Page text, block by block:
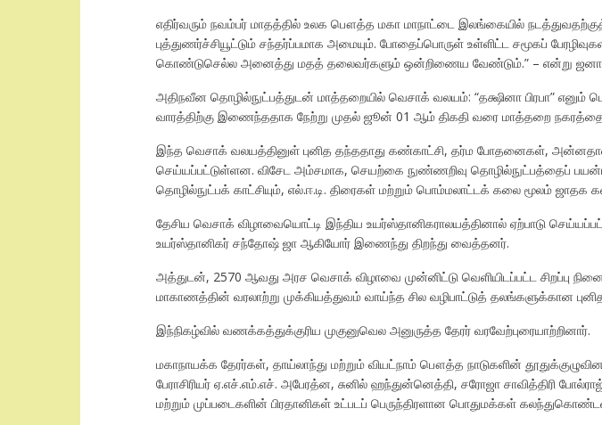
எதிர்வரும் நவம்பர் மாதத்தில் உலக பௌத்த மகா மாநாட்டை இலங்கையில் நடத்துவதற்குத்
புத்துணர்ச்சியூட்டும் சந்தர்ப்பமாக அமையும். போதைப்பொருள் உள்ளிட்ட சமூகப்
கொண்டுசெல்ல அனைத்து மதத் தலைவர்களும் ஒன்றிணைய வேண்டும்.” – என்று
அதிநவீன தொழில்நுட்பத்துடன் மாத்தறையில் வெசாக் வலயம்: “தக்ஷினா பிரபா”
வாரத்திற்கு இணைந்ததாக நேற்று முதல் ஜூன் 01 ஆம் திகதி வரை மாத்தறை
இந்த வெசாக் வலயத்தினுள் புனித தந்ததாது கண்காட்சி, தர்ம போதனைகள்,
செய்யப்பட்டுள்ளன. விசேட அம்சமாக, செயற்கை நுண்ணறிவு தொழில்நுட்பத்தைப்
தொழில்நுட்பக் காட்சியும், எல்.ஈ.டி. திரைகள் மற்றும் பொம்மலாட்டக் கலை மூலம்
தேசிய வெசாக் விழாவையொட்டி இந்திய உயர்ஸ்தானிகராலயத்தினால் ஏற்பாடு
உயர்ஸ்தானிகர் சந்தோஷ் ஜா ஆகியோர் இணைந்து திறந்து வைத்தனர்.
அத்துடன், 2570 ஆவது அரச வெசாக் விழாவை முன்னிட்டு வெளியிடப்பட்ட சிறப்பு
மாகாணத்தின் வரலாற்று முக்கியத்துவம் வாய்ந்த சில வழிபாட்டுத் தலங்களுக்கான
இந்நிகழ்வில் வணக்கத்துக்குரிய முகுனுவெல அனுருத்த தேரர் வரவேற்புரையாற்றினார்.
மகாநாயக்க தேரர்கள், தாய்லாந்து மற்றும் வியட்நாம் பௌத்த நாடுகளின்
பேராசிரியர் ஏ.எச்.எம்.எச். அபேரத்ன, சுனில் ஹந்துன்னெத்தி, சரோஜா சாவித்திரி
மற்றும் முப்படைகளின் பிரதானிகள் உட்படப் பெருந்திரளான பொதுமக்கள்